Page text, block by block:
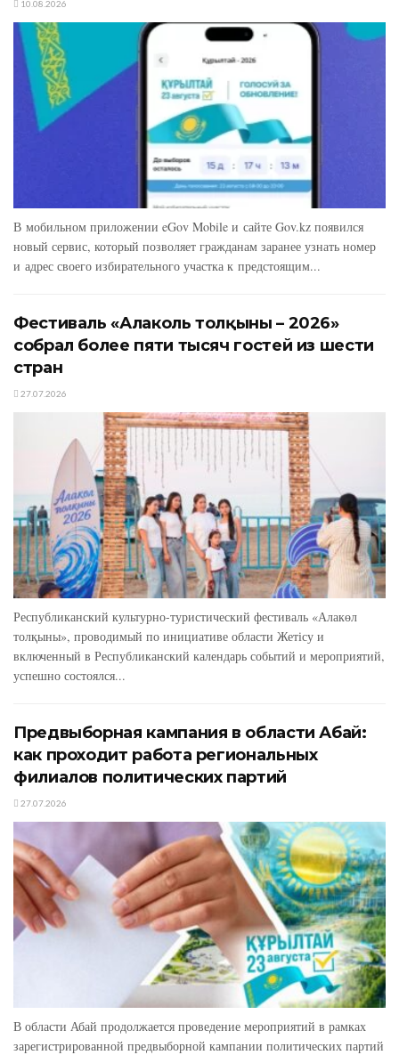
10.08.2026
В мобильном приложении eGov Mobile и сайте Gov.kz появился
новый сервис, который позволяет гражданам заранее узнать номер
и адрес своего избирательного участка к предстоящим...
Фестиваль «Алаколь толқыны – 2026»
собрал более пяти тысяч гостей из шести
стран
27.07.2026
Республиканский культурно-туристический фестиваль «Алакөл
толқыны», проводимый по инициативе области Жетісу и
включенный в Республиканский календарь событий и мероприятий,
успешно состоялся...
Предвыборная кампания в области Абай:
как проходит работа региональных
филиалов политических партий
27.07.2026
В области Абай продолжается проведение мероприятий в рамках
зарегистрированной предвыборной кампании политических партий